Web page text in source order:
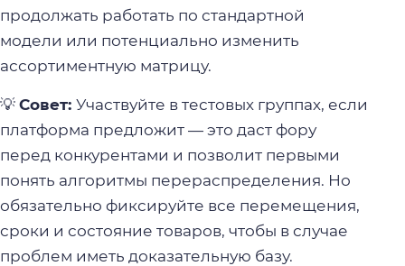
продолжать работать по стандартной
модели или потенциально изменить
ассортиментную матрицу.
💡 Совет: Участвуйте в тестовых группах, если
платформа предложит — это даст фору
перед конкурентами и позволит первыми
понять алгоритмы перераспределения. Но
обязательно фиксируйте все перемещения,
сроки и состояние товаров, чтобы в случае
проблем иметь доказательную базу.